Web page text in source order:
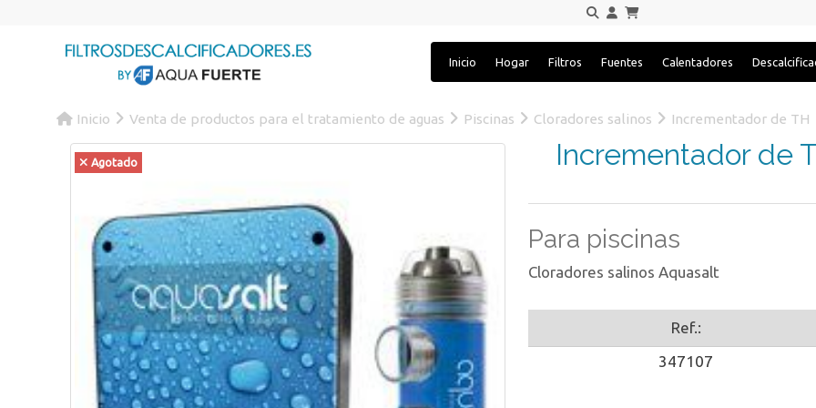
Inicio Hogar Filtros Fuentes Calentadores
Inicio Venta de productos para el tratamiento de aguas Piscinas Cloradores salinos Incrementador de TH
Agotado Incrementador de
Para piscinas
Cloradores salinos Aquasalt
Ref.:
347107